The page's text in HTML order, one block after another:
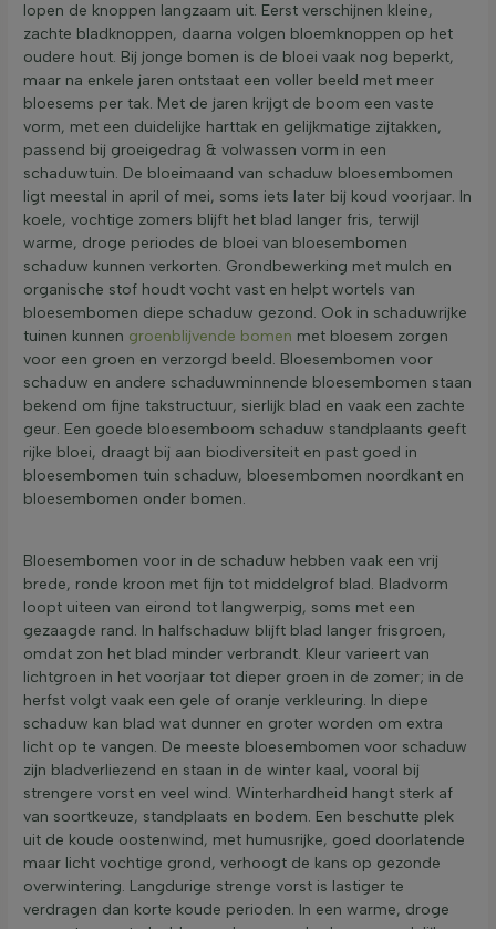
lopen de knoppen langzaam uit. Eerst verschijnen kleine,
zachte bladknoppen, daarna volgen bloemknoppen op het
oudere hout. Bij jonge bomen is de bloei vaak nog beperkt,
maar na enkele jaren ontstaat een voller beeld met meer
bloesems per tak. Met de jaren krijgt de boom een vaste
vorm, met een duidelijke harttak en gelijkmatige zijtakken,
passend bij groeigedrag & volwassen vorm in een
schaduwtuin. De bloeimaand van schaduw bloesembomen
ligt meestal in april of mei, soms iets later bij koud voorjaar. In
koele, vochtige zomers blijft het blad langer fris, terwijl
warme, droge periodes de bloei van bloesembomen
schaduw kunnen verkorten. Grondbewerking met mulch en
organische stof houdt vocht vast en helpt wortels van
bloesembomen diepe schaduw gezond. Ook in schaduwrijke
tuinen kunnen groenblijvende bomen met bloesem zorgen
voor een groen en verzorgd beeld. Bloesembomen voor
schaduw en andere schaduwminnende bloesembomen staan
bekend om fijne takstructuur, sierlijk blad en vaak een zachte
geur. Een goede bloesemboom schaduw standplaants geeft
rijke bloei, draagt bij aan biodiversiteit en past goed in
bloesembomen tuin schaduw, bloesembomen noordkant en
bloesembomen onder bomen.
Bloesembomen voor in de schaduw hebben vaak een vrij
brede, ronde kroon met fijn tot middelgrof blad. Bladvorm
loopt uiteen van eirond tot langwerpig, soms met een
gezaagde rand. In halfschaduw blijft blad langer frisgroen,
omdat zon het blad minder verbrandt. Kleur varieert van
lichtgroen in het voorjaar tot dieper groen in de zomer; in de
herfst volgt vaak een gele of oranje verkleuring. In diepe
schaduw kan blad wat dunner en groter worden om extra
licht op te vangen. De meeste bloesembomen voor schaduw
zijn bladverliezend en staan in de winter kaal, vooral bij
strengere vorst en veel wind. Winterhardheid hangt sterk af
van soortkeuze, standplaats en bodem. Een beschutte plek
uit de koude oostenwind, met humusrijke, goed doorlatende
maar licht vochtige grond, verhoogt de kans op gezonde
overwintering. Langdurige strenge vorst is lastiger te
verdragen dan korte koude perioden. In een warme, droge